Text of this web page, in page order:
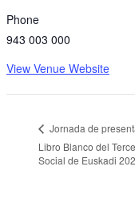
Phone
943 003 000
View Venue Website
Jornada de
Libro Blanco del
Social de Euskadi